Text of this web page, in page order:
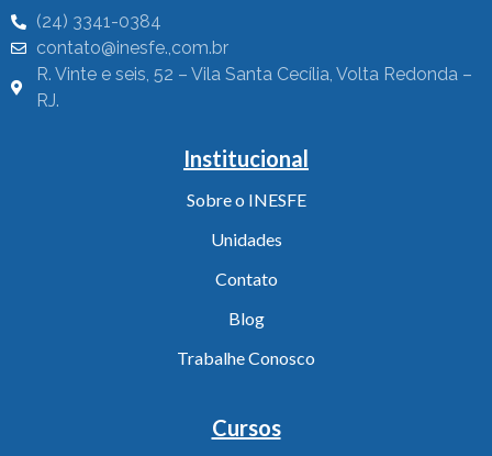
(24) 3341-0384
contato@inesfe.,com.br
R. Vinte e seis, 52 – Vila Santa Cecília, Volta Redonda –
RJ.
Institucional
Sobre o INESFE
Unidades
Contato
Blog
Trabalhe Conosco
Cursos